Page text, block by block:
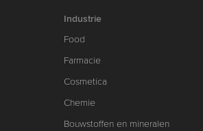
Industrie
Food
Farmacie
Cosmetica
Chemie
Bouwstoffen en mineralen